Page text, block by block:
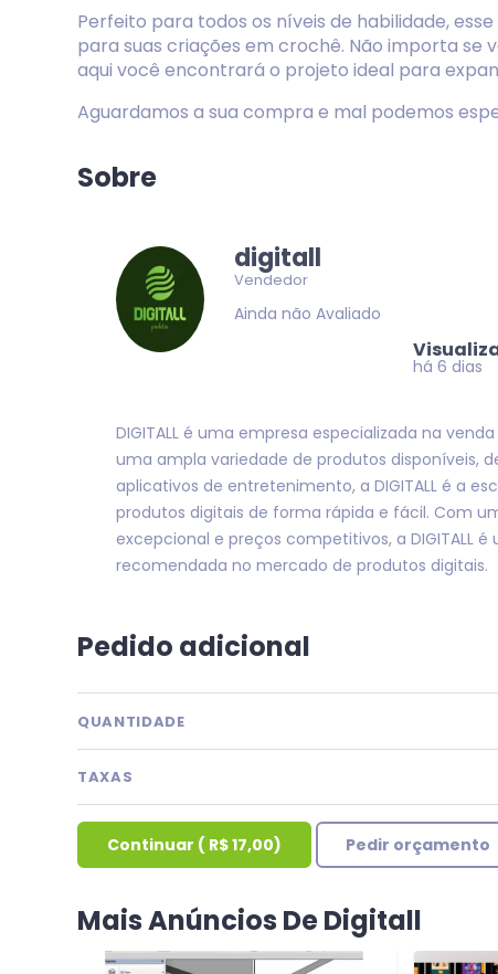
Perfeito para todos os níveis de habilidade,
para suas criações em crochê. Não importa se
aqui você encontrará o projeto ideal para
Aguardamos a sua compra e mal podemos
Sobre
digitall
Vendedor
Ainda não Avaliado
há 6 dias
DIGITALL é uma empresa especializada na
uma ampla variedade de produtos disponíveis,
aplicativos de entretenimento, a DIGITALL é a
produtos digitais de forma rápida e fácil. Com
excepcional e preços competitivos, a DIGITALL
recomendada no mercado de produtos digitais.
Pedido adicional
QUANTIDADE
TAXAS
Continuar ( R$ 17,00) Pedir orçamento
Mais Anúncios De Digitall